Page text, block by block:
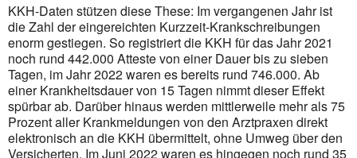
KKH-Daten stützen diese These: Im vergangenen Jahr ist
die Zahl der eingereichten Kurzzeit-Krankschreibungen
enorm gestiegen. So registriert die KKH für das Jahr 2021
noch rund 442.000 Atteste von einer Dauer bis zu sieben
Tagen, im Jahr 2022 waren es bereits rund 746.000. Ab
einer Krankheitsdauer von 15 Tagen nimmt dieser Effekt
spürbar ab. Darüber hinaus werden mittlerweile mehr als 75
Prozent aller Krankmeldungen von den Arztpraxen direkt
elektronisch an die KKH über­mittelt, ohne Umweg über den
Versicherten. Im Juni 2022 waren es hingegen noch rund 35